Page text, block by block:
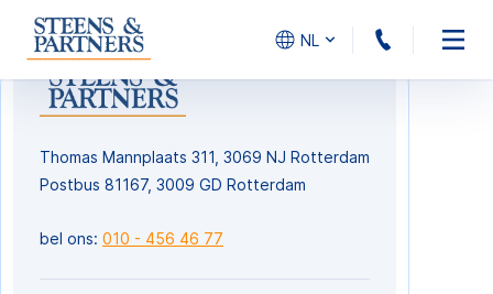
NL 010 -
Thomas Mannplaats 311, 3069 NJ Rotterdam
Postbus 81167, 3009 GD Rotterdam
bel ons: 010 - 456 46 77